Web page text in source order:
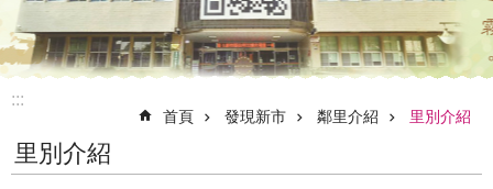
:::
首頁 發現新市 鄰里介紹 里別介紹
里別介紹